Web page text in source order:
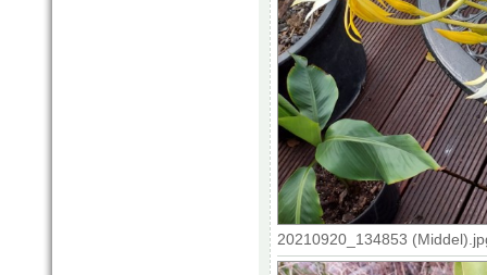
20210920_134853